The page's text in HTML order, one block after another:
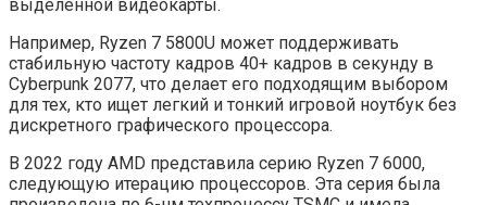
выделенной видеокарты.
Например, Ryzen 7 5800U может поддерживать
стабильную частоту кадров 40+ кадров в секунду в
Cyberpunk 2077, что делает его подходящим выбором
для тех, кто ищет легкий и тонкий игровой ноутбук без
дискретного графического процессора.
В 2022 году AMD представила серию Ryzen 7 6000,
следующую итерацию процессоров. Эта серия была